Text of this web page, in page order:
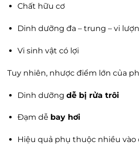
Chất hữu cơ
Dinh dưỡng đa – trung – vi
Vi sinh vật có lợi
Tuy nhiên, nhược điểm lớn của
Dinh dưỡng dễ bị rửa trôi
Đạm dễ bay hơi
Hiệu quả phụ thuộc nhiều vào